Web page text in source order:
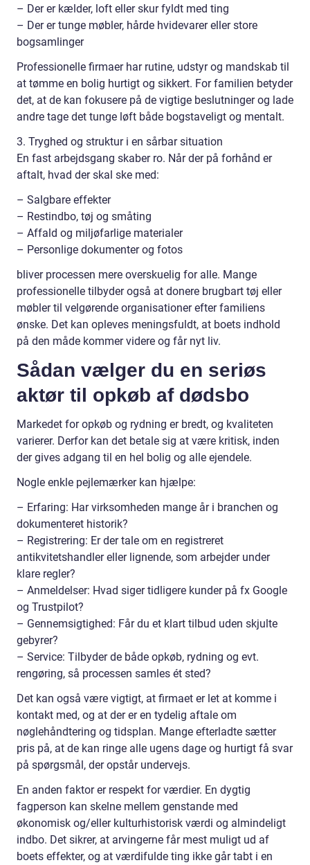
– Der er kælder, loft eller skur fyldt med ting
– Der er tunge møbler, hårde hvidevarer eller store
bogsamlinger
Professionelle firmaer har rutine, udstyr og mandskab til
at tømme en bolig hurtigt og sikkert. For familien betyder
det, at de kan fokusere på de vigtige beslutninger og lade
andre tage det tunge løft både bogstaveligt og mentalt.
3. Tryghed og struktur i en sårbar situation
En fast arbejdsgang skaber ro. Når der på forhånd er
aftalt, hvad der skal ske med:
– Salgbare effekter
– Restindbo, tøj og småting
– Affald og miljøfarlige materialer
– Personlige dokumenter og fotos
bliver processen mere overskuelig for alle. Mange
professionelle tilbyder også at donere brugbart tøj eller
møbler til velgørende organisationer efter familiens
ønske. Det kan opleves meningsfuldt, at boets indhold
på den måde kommer videre og får nyt liv.
Sådan vælger du en seriøs
aktør til opkøb af dødsbo
Markedet for opkøb og rydning er bredt, og kvaliteten
varierer. Derfor kan det betale sig at være kritisk, inden
der gives adgang til en hel bolig og alle ejendele.
Nogle enkle pejlemærker kan hjælpe:
– Erfaring: Har virksomheden mange år i branchen og
dokumenteret historik?
– Registrering: Er der tale om en registreret
antikvitetshandler eller lignende, som arbejder under
klare regler?
– Anmeldelser: Hvad siger tidligere kunder på fx Google
og Trustpilot?
– Gennemsigtighed: Får du et klart tilbud uden skjulte
gebyrer?
– Service: Tilbyder de både opkøb, rydning og evt.
rengøring, så processen samles ét sted?
Det kan også være vigtigt, at firmaet er let at komme i
kontakt med, og at der er en tydelig aftale om
nøglehåndtering og tidsplan. Mange efterladte sætter
pris på, at de kan ringe alle ugens dage og hurtigt få svar
på spørgsmål, der opstår undervejs.
En anden faktor er respekt for værdier. En dygtig
fagperson kan skelne mellem genstande med
økonomisk og/eller kulturhistorisk værdi og almindeligt
indbo. Det sikrer, at arvingerne får mest muligt ud af
boets effekter, og at værdifulde ting ikke går tabt i en